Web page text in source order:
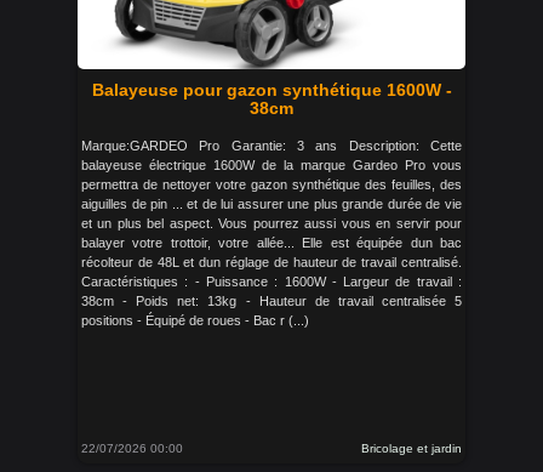
Balayeuse pour gazon synthétique 1600W -
38cm
Marque:GARDEO Pro Garantie: 3 ans Description: Cette
balayeuse électrique 1600W de la marque Gardeo Pro vous
permettra de nettoyer votre gazon synthétique des feuilles, des
aiguilles de pin ... et de lui assurer une plus grande durée de vie
et un plus bel aspect. Vous pourrez aussi vous en servir pour
balayer votre trottoir, votre allée... Elle est équipée dun bac
récolteur de 48L et dun réglage de hauteur de travail centralisé.
Caractéristiques : - Puissance : 1600W - Largeur de travail :
38cm - Poids net: 13kg - Hauteur de travail centralisée 5
positions - Équipé de roues - Bac r (...)
22/07/2026 00:00 Bricolage et jardin